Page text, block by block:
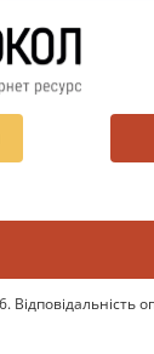
Відповідальність